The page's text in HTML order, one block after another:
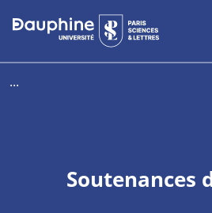
Aller
au
Aller
au
Plan
du
...
Soutenances